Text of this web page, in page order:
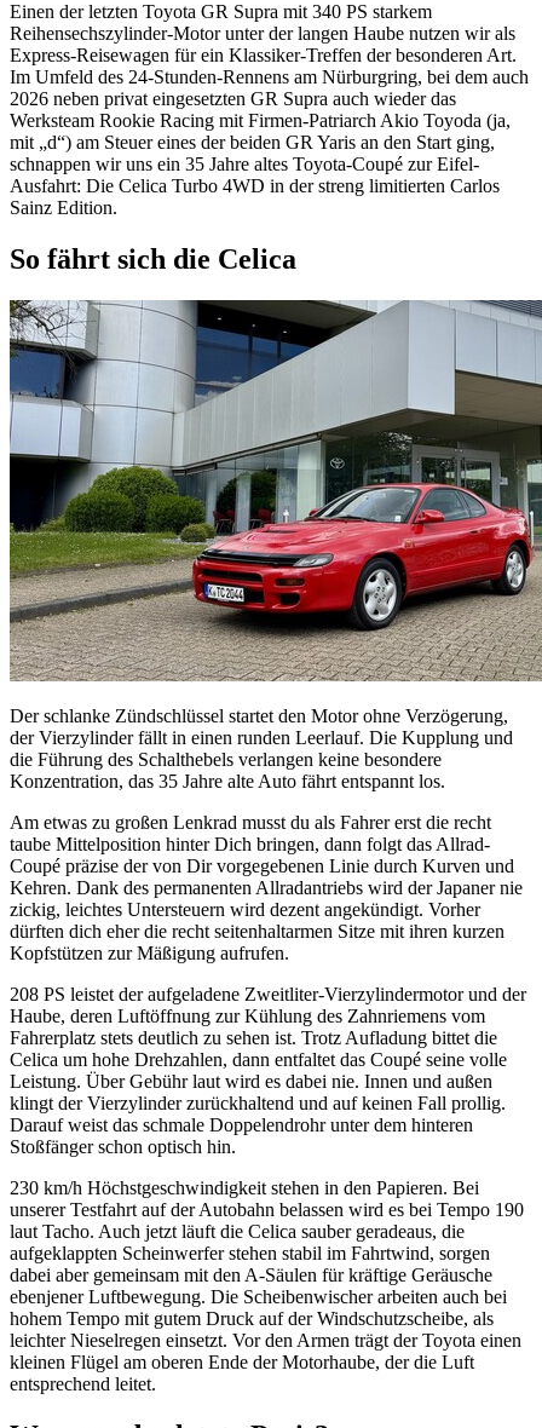
Einen der letzten Toyota GR Supra mit 340 PS starkem
Reihensechszylinder-Motor unter der langen Haube nutzen wir als
Express-Reisewagen für ein Klassiker-Treffen der besonderen Art.
Im Umfeld des 24-Stunden-Rennens am Nürburgring, bei dem auch
2026 neben privat eingesetzten GR Supra auch wieder das
Werksteam Rookie Racing mit Firmen-Patriarch Akio Toyoda (ja,
mit „d“) am Steuer eines der beiden GR Yaris an den Start ging,
schnappen wir uns ein 35 Jahre altes Toyota-Coupé zur Eifel-
Ausfahrt: Die Celica Turbo 4WD in der streng limitierten Carlos
Sainz Edition.
So fährt sich die Celica
Der schlanke Zündschlüssel startet den Motor ohne Verzögerung,
der Vierzylinder fällt in einen runden Leerlauf. Die Kupplung und
die Führung des Schalthebels verlangen keine besondere
Konzentration, das 35 Jahre alte Auto fährt entspannt los.
Am etwas zu großen Lenkrad musst du als Fahrer erst die recht
taube Mittelposition hinter Dich bringen, dann folgt das Allrad-
Coupé präzise der von Dir vorgegebenen Linie durch Kurven und
Kehren. Dank des permanenten Allradantriebs wird der Japaner nie
zickig, leichtes Untersteuern wird dezent angekündigt. Vorher
dürften dich eher die recht seitenhaltarmen Sitze mit ihren kurzen
Kopfstützen zur Mäßigung aufrufen.
208 PS leistet der aufgeladene Zweitliter-Vierzylindermotor und der
Haube, deren Luftöffnung zur Kühlung des Zahnriemens vom
Fahrerplatz stets deutlich zu sehen ist. Trotz Aufladung bittet die
Celica um hohe Drehzahlen, dann entfaltet das Coupé seine volle
Leistung. Über Gebühr laut wird es dabei nie. Innen und außen
klingt der Vierzylinder zurückhaltend und auf keinen Fall prollig.
Darauf weist das schmale Doppelendrohr unter dem hinteren
Stoßfänger schon optisch hin.
230 km/h Höchstgeschwindigkeit stehen in den Papieren. Bei
unserer Testfahrt auf der Autobahn belassen wird es bei Tempo 190
laut Tacho. Auch jetzt läuft die Celica sauber geradeaus, die
aufgeklappten Scheinwerfer stehen stabil im Fahrtwind, sorgen
dabei aber gemeinsam mit den A-Säulen für kräftige Geräusche
ebenjener Luftbewegung. Die Scheibenwischer arbeiten auch bei
hohem Tempo mit gutem Druck auf der Windschutzscheibe, als
leichter Nieselregen einsetzt. Vor den Armen trägt der Toyota einen
kleinen Flügel am oberen Ende der Motorhaube, der die Luft
entsprechend leitet.